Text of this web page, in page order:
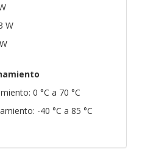
W
0 °C a 70 °C
-40 °C a 85 °C